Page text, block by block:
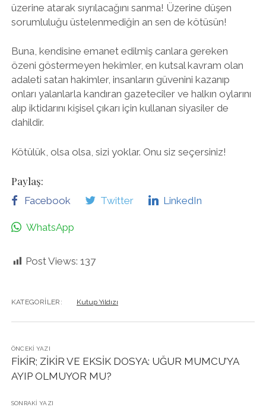
üzerine atarak sıyrılacağını sanma! Üzerine düşen
sorumluluğu üstelenmediğin an sen de kötüsün!
Buna, kendisine emanet edilmiş canlara gereken
özeni göstermeyen hekimler, en kutsal kavram olan
adaleti satan hakimler, insanların güvenini kazanıp
onları yalanlarla kandıran gazeteciler ve halkın oylarını
alıp iktidarını kişisel çıkarı için kullanan siyasiler de
dahildir.
Kötülük, olsa olsa, sizi yoklar. Onu siz seçersiniz!
Paylaş:
Facebook Twitter LinkedIn
WhatsApp
Post Views: 137
KATEGORILER: Kutup Yıldızı
ÖNCEKI YAZI
FİKİR; ZİKİR VE EKSİK DOSYA: UĞUR MUMCU’YA
AYIP OLMUYOR MU?
SONRAKI YAZI